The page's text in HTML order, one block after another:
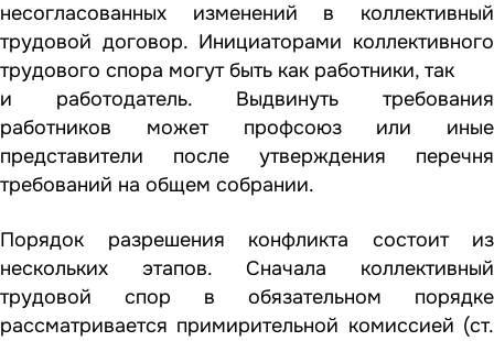
несогласованных изменений в коллективный
трудовой договор. Инициаторами коллективного
трудового спора могут быть как работники, так
и работодатель. Выдвинуть требования
работников может профсоюз или иные
представители после утверждения перечня
требований на общем собрании.
Порядок разрешения конфликта состоит из
нескольких этапов. Сначала коллективный
трудовой спор в обязательном порядке
рассматривается примирительной комиссией (ст.